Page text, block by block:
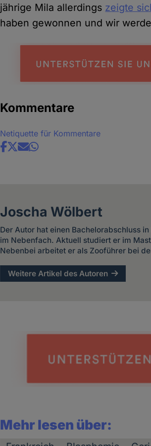
jährige Mila allerdings zeigte
haben gewonnen und wir
Kommentare
Netiquette für Kommentare
Share
Joscha Wölbert
Der Autor hat einen Bachelorabschluss
im Nebenfach. Aktuell studiert er im
Nebenbei arbeitet er als Zooführer bei
Weitere Artikel des Autoren
Mehr lesen über: